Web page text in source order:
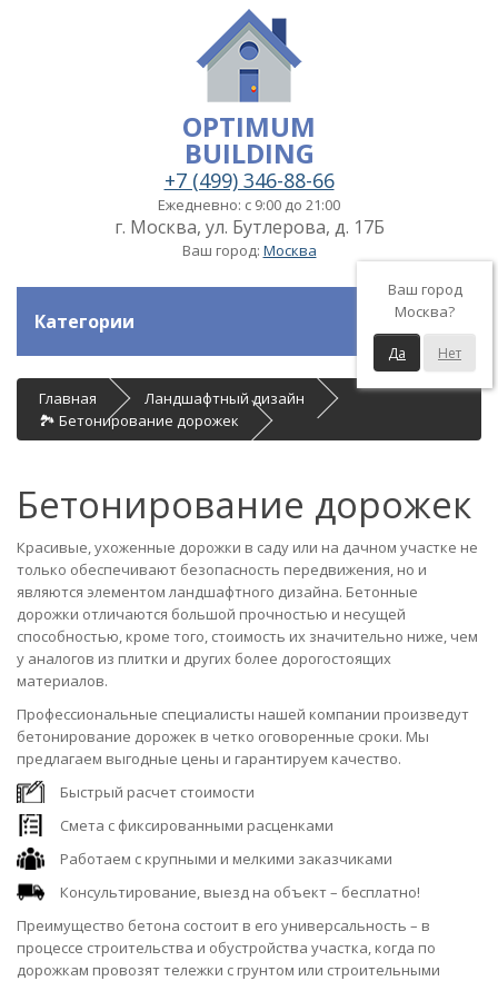
OPTIMUM
BUILDING
+7 (499) 346-88-66
Ежедневно: с 9:00 до 21:00
г. Москва, ул. Бутлерова, д. 17Б
Ваш город: Москва
Ваш город
Москва?
Да Нет
Категории
Главная
Ландшафтный дизайн
🏞 Бетонирование дорожек
Бетонирование дорожек
Красивые, ухоженные дорожки в саду или на дачном участке не
только обеспечивают безопасность передвижения, но и
являются элементом ландшафтного дизайна. Бетонные
дорожки отличаются большой прочностью и несущей
способностью, кроме того, стоимость их значительно ниже, чем
у аналогов из плитки и других более дорогостоящих
материалов.
Профессиональные специалисты нашей компании произведут
бетонирование дорожек в четко оговоренные сроки. Мы
предлагаем выгодные цены и гарантируем качество.
Быстрый расчет стоимости
Смета с фиксированными расценками
Работаем с крупными и мелкими заказчиками
Консультирование, выезд на объект – бесплатно!
Преимущество бетона состоит в его универсальность – в
процессе строительства и обустройства участка, когда по
дорожкам провозят тележки с грунтом или строительными